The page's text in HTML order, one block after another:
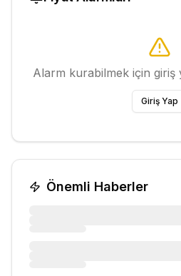
Alarm kurabilmek için giriş
Giriş Yap
Önemli Haberler